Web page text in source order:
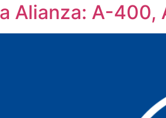
Alianza: A-